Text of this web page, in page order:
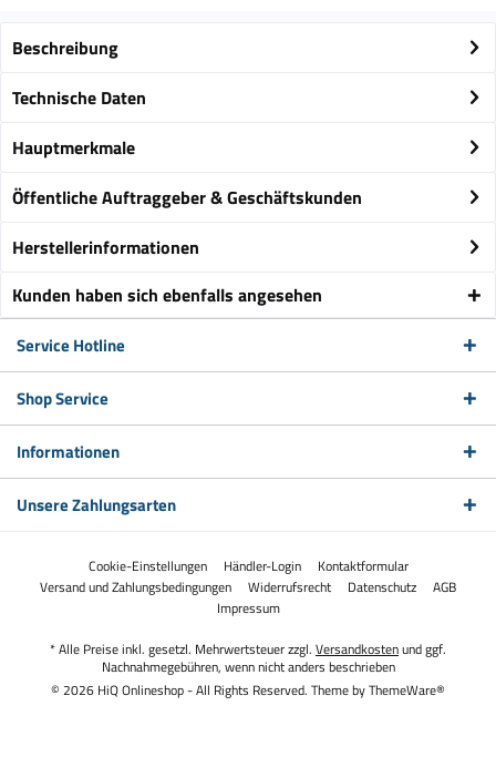
Beschreibung
Technische Daten
Hauptmerkmale
Öffentliche Auftraggeber & Geschäftskunden
Herstellerinformationen
Kunden haben sich ebenfalls angesehen
Service Hotline
Shop Service
Informationen
Unsere Zahlungsarten
Cookie-Einstellungen Händler-Login
Kontaktformular
Versand und Zahlungsbedingungen
Widerrufsrecht Datenschutz
AGB
Impressum
* Alle Preise inkl. gesetzl. Mehrwertsteuer zzgl. Versandkostenund ggf.
Nachnahmegebühren, wenn nicht anders beschrieben
© 2026 HiQ Onlineshop - All Rights Reserved. Theme byThemeWare®